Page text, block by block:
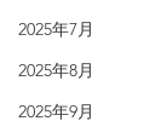
2025年7月
2025年8月
2025年9月